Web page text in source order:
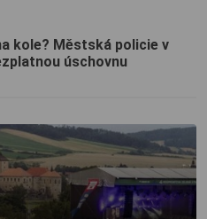
kole? Městská policie v
úschovnu